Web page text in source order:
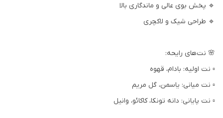
🔹 پخش بوی عالی و ماندگاری بالا
🔹 طراحی شیک و لاکچری
🌸 نت‌های رایحه:
▫️ نت اولیه: بادام، قهوه
▫️ نت میانی: یاسمن، گل مریم
▫️ نت پایانی: دانه تونکا، کاکائو، وانیل